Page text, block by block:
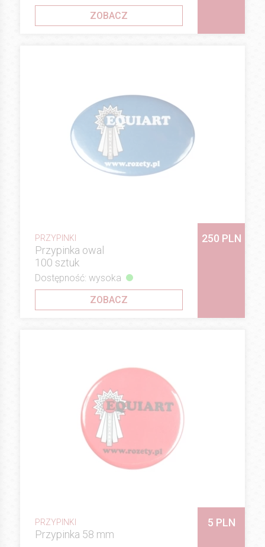
ZOBACZ
PRZYPINKI
Przypinka owal
100 sztuk
250 PLN
Dostępność: wysoka
ZOBACZ
PRZYPINKI
Przypinka 58 mm
5 PLN